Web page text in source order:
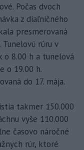
Počas dvoch
z diaľničného
presmerovaná
rúru v
o 8.00 h a tunelová
o 19.00 h.
do 17. mája.
takmer 150.000
vyše 110.000
časovo náročné
rúr, ktoré